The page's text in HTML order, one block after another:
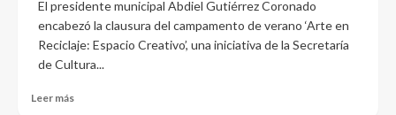
El presidente municipal Abdiel Gutiérrez Coronado
encabezó la clausura del campamento de verano ‘Arte en
Reciclaje: Espacio Creativo’, una iniciativa de la Secretaría
de Cultura...
Leer más